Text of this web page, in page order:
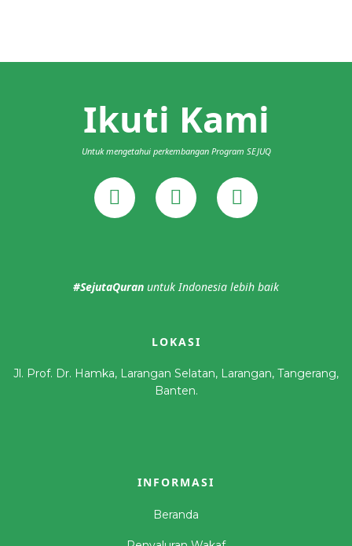
Ikuti Kami
Untuk mengetahui perkembangan Program SEJUQ
#SejutaQuran untuk Indonesia lebih baik
LOKASI
Jl. Prof. Dr. Hamka, Larangan Selatan, Larangan, Tangerang,
Banten.
INFORMASI
Beranda